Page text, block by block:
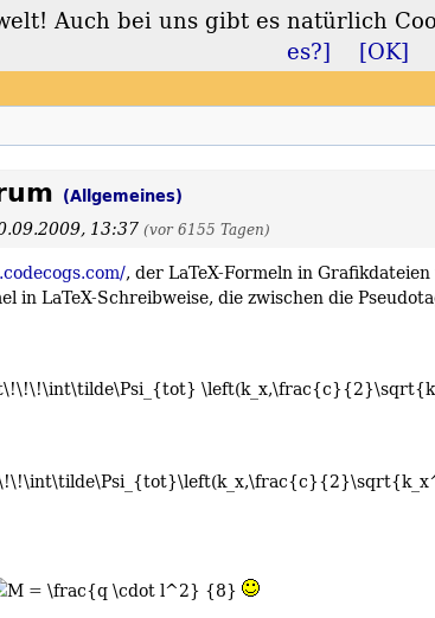
(Allgemeines)
13:37 (vor 6155 Tagen)
, der LaTeX-Formeln in
in LaTeX-Schreibweise, die zwischen die
Auch bei uns gibt es natürlich
es?]
[OK]